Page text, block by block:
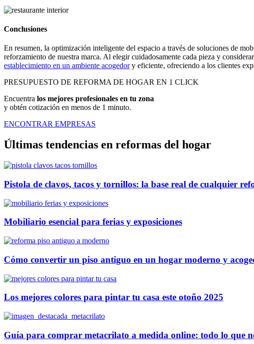
Conclusiones
En resumen, la optimización inteligente del espacio a través de soluciones de
reforzamiento de nuestra marca. Al elegir cuidadosamente cada pieza y
establecimiento en un ambiente acogedory eficiente, ofreciendo a los clientes
PRESUPUESTO DE REFORMA DE HOGAR EN 1 CLICK
Encuentra los mejores profesionales en tu zona
y obtén cotización en menos de 1 minuto.
ENCONTRAR EMPRESAS
Últimas tendencias en reformas del hogar
Pistola de clavos, tacos y tornillos: la base real de cualquier
Mobiliario esencial para ferias y exposiciones
Cómo convertir un piso antiguo en un hogar moderno y
Los mejores colores para pintar tu casa este otoño 2025
Guía para comprar metacrilato a medida online: todo lo que